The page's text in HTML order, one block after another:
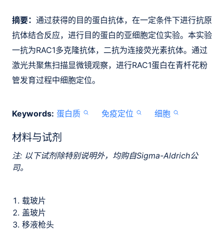
摘要： 通过获得的目的蛋白抗体，在一定条件下进行抗原
抗体结合反应，进行目的蛋白的亚细胞定位实验。本实验
一抗为RAC1多克隆抗体，二抗为连接荧光素抗体。通过
激光共聚焦扫描显微镜观察，进行RAC1蛋白在青杄花粉
管发育过程中细胞定位。
Keywords: 蛋白质 免疫定位 细胞
材料与试剂
注: 以下试剂除特别说明外，均购自Sigma-Aldrich公
司。
载玻片
盖玻片
移液枪头